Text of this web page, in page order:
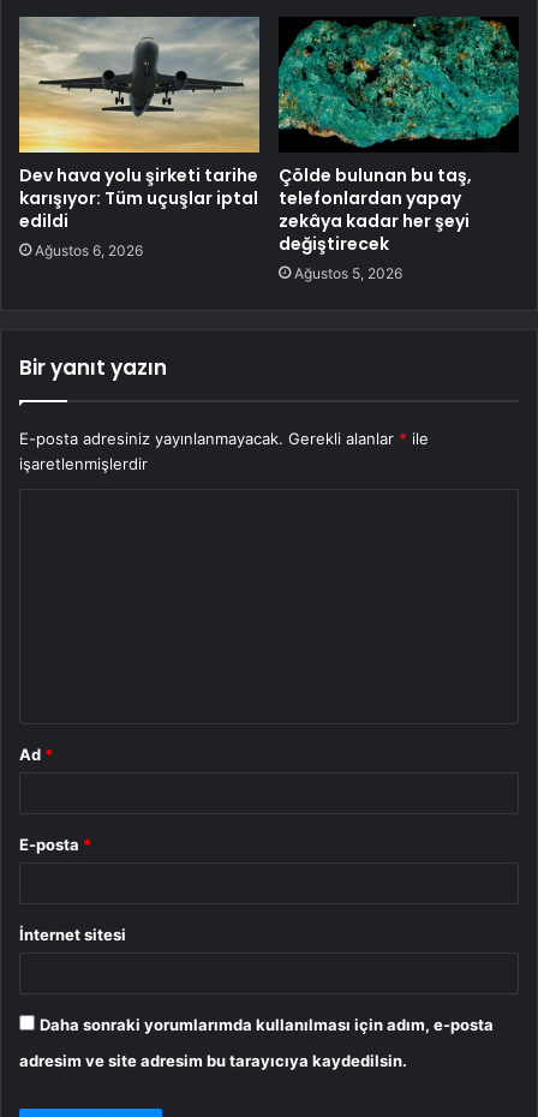
Dev hava yolu şirketi tarihe
karışıyor: Tüm uçuşlar iptal
edildi
Ağustos 6, 2026
Çölde bulunan bu taş,
telefonlardan yapay
zekâya kadar her şeyi
değiştirecek
Ağustos 5, 2026
Bir yanıt yazın
E-posta adresiniz yayınlanmayacak. Gerekli alanlar * ile
işaretlenmişlerdir
Ad *
E-posta *
İnternet sitesi
Daha sonraki yorumlarımda kullanılması için adım, e-posta
adresim ve site adresim bu tarayıcıya kaydedilsin.